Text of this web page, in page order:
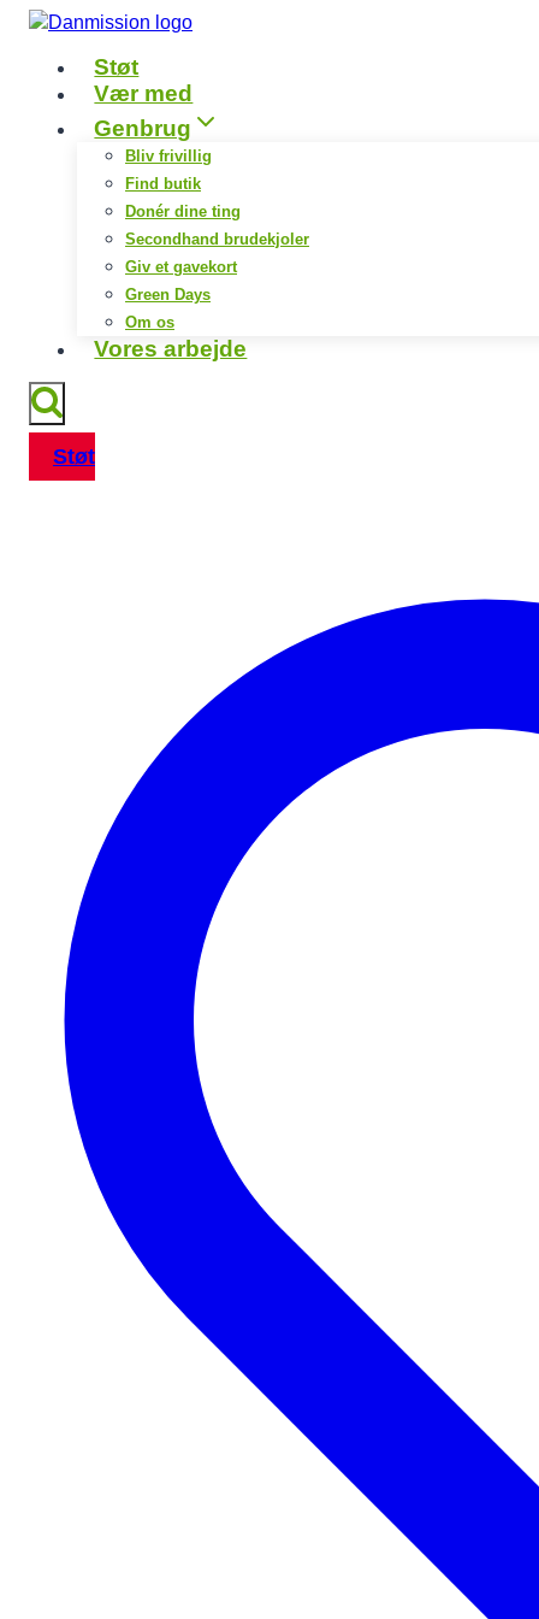
Fortsæt
indhold
Støt
Vær med
Genbrug
Bliv frivillig
Find butik
Donér dine ting
Secondhand brudekjoler
Giv et gavekort
Green Days
Om os
Vores arbejde
Støt